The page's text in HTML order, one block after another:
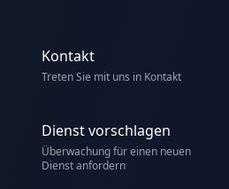
Kontakt
Treten Sie mit uns in Kontakt
Dienst vorschlagen
Überwachung für einen neuen
Dienst anfordern